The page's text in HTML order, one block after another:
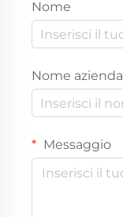
Nome
Nome azienda
Messaggio